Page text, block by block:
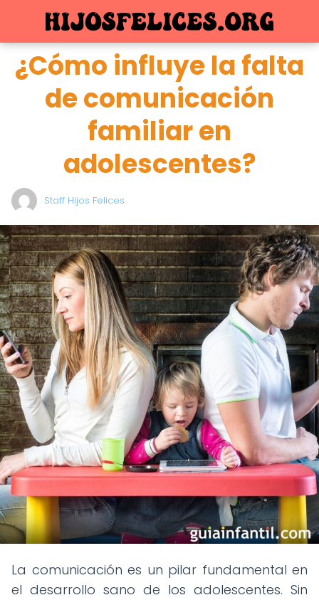
¿Cómo influye la falta
de comunicación
familiar en
adolescentes?
Staff Hijos Felices
La comunicación es un pilar fundamental en
el desarrollo sano de los adolescentes. Sin